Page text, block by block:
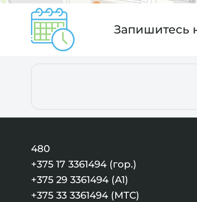
Запишитесь
480
+375 17 3361494 (гор.)
+375 29 3361494 (А1)
+375 33 3361494 (МТС)